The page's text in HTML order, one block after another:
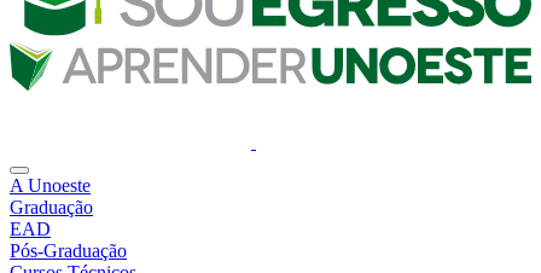
A Unoeste
Graduação
EAD
Pós-Graduação